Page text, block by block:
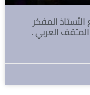
المفكر
العربي .